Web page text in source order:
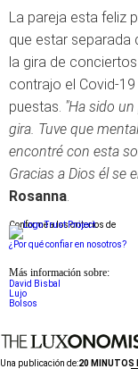
La pareja esta feliz
que estar separada
la gira de
contrajo el Covid-
puestas. "Ha sido
gira. Tuve que
encontré con esta
Gracias a Dios él se
Rosanna.
Conforme a los criterios de
¿Por qué confiar en nosotros?
Más información sobre:
David Bisbal
Lujo
Bolsos
Una publicación de:20 MINUTOS